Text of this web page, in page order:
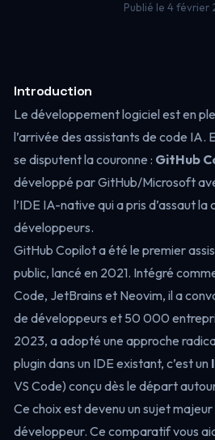
Publié le 4 février
Introduction
Le développement logiciel est en
l’arrivée des assistants de code IA.
se disputent la couronne : GitHub
développé par GitHub/Microsoft
l’IDE IA-native qui a pris d’assaut
développeurs.
GitHub Copilot a été le premier
public, lancé en 2021. Intégré
Code, JetBrains et Neovim, il a
de développeurs et 50 000
2023, a adopté une approche
plugin dans un IDE existant, c’est un
VS Code) conçu dès le départ
Ce choix est devenu un sujet
développeur. Ce comparatif vous